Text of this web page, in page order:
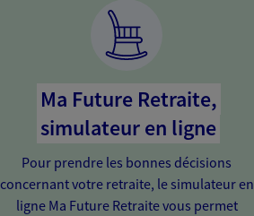
Ma Future Retraite,
simulateur en ligne
Pour prendre les bonnes décisions
concernant votre retraite, le simulateur en
ligne Ma Future Retraite vous permet